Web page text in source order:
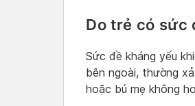
Do trẻ có sức
Sức đề kháng yếu
bên ngoài, thường
hoặc bú mẹ không